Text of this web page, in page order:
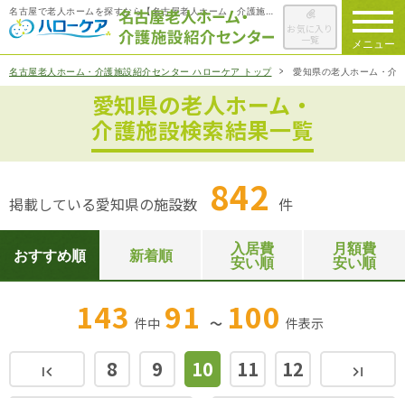
メニュー
お気に入り
一覧
ハローケアについて
老人ホームを検索する
施設選びのポイント
ご入居までの流れ
会社概要
お役立ち情報 一覧
名古屋老人ホーム・介護施設紹介センター ハローケア トップ 愛知県の老人ホーム・介
愛知県の老人ホーム・
介護施設検索結果一覧
掲載している愛知県の施設数 842 件
おすすめ順 新着順
入居費
安い順
月額費
安い順
143 件中 91 ～ 100 件表示
first_page 8 9 10 11
12
last_page